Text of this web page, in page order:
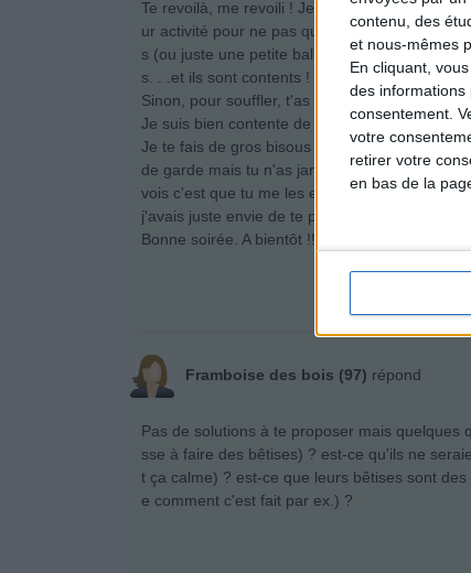
contenu, des
et nous-mêmes
En cliquant,
des
consentement.
votre
retirer votre
en bas de la
Te revoilà, me revoili ! Je vis souvent la
ur activité pour ne pas qu'ils s'ennuient mais
s (ou juste une petite ballade, tranquilles. .
s. . .et ils sont contents !
Sinon, pour souffler, t'as pas un centre aéré
Je suis bien contente de te relire !
Je te fais de gros bisous ! Courage. Je pense
de garde mais tu n'as jamais de VRAIES
vois c'est que tu me les envoies un peu et
j'avais juste envie de te parler un peu. . .
Bonne soirée. A bientôt !!!
Framboise des bois (97) répond
Pas de solutions à te proposer mais
sse à faire des bêtises) ? est-ce qu'ils ne
t ça calme) ? est-ce que leurs bêtises sont
e comment c'est fait par ex.) ?